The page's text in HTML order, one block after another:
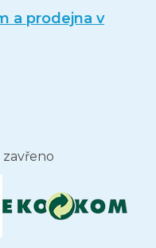
a prodejna v
zavřeno